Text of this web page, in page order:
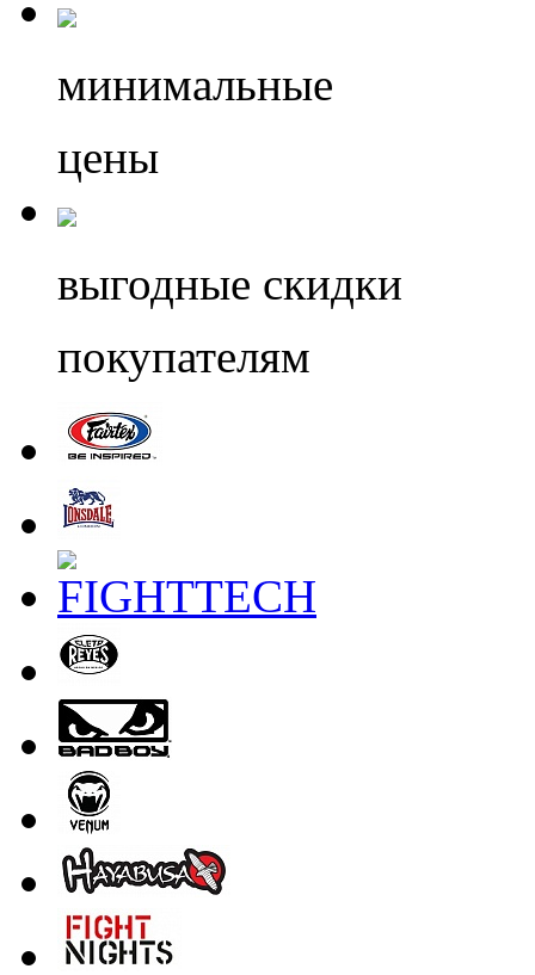
минимальные
цены
выгодные скидки
покупателям